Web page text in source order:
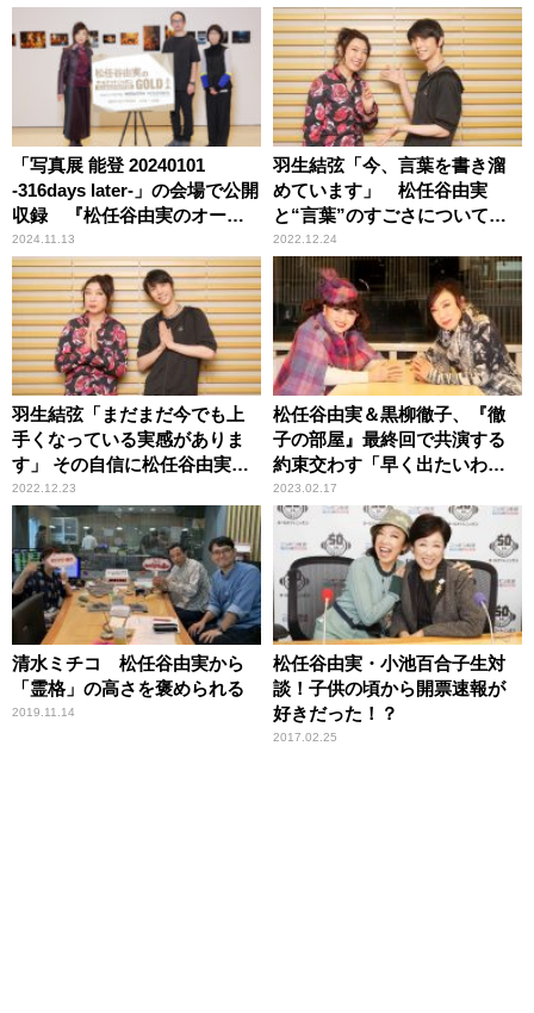
「写真展 能登 20240101
-316days later-」の会場で公開
収録 『松任谷由実のオール
ナイトニッポンGOLD』
2024.11.13
羽生結弦「今、言葉を書き溜
めています」 松任谷由実
と“言葉”のすごさについて語
り合う
2022.12.24
羽生結弦「まだまだ今でも上
手くなっている実感がありま
す」 その自信に松任谷由実も
感心
2022.12.23
松任谷由実＆黒柳徹子、『徹
子の部屋』最終回で共演する
約束交わす「早く出たいわけ
ではないですからね！」「あ
なたも長生きしてね」
2023.02.17
清水ミチコ 松任谷由実から
「霊格」の高さを褒められる
2019.11.14
松任谷由実・小池百合子生対
談！子供の頃から開票速報が
好きだった！？
2017.02.25